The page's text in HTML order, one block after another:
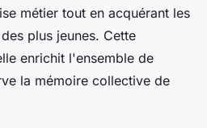
métier tout en acquérant les
plus jeunes. Cette
enrichit l'ensemble de
la mémoire collective de